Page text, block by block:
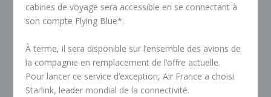
cabines de voyage sera accessible en se connectant à
son compte Flying Blue*.
À terme, il sera disponible sur l’ensemble des avions de
la compagnie en remplacement de l’offre actuelle.
Pour lancer ce service d’exception, Air France a choisi
Starlink, leader mondial de la connectivité.